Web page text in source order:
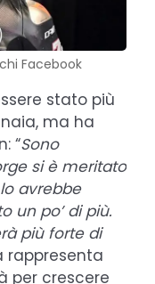
Facebook
stato più
ma ha
“Sono
si è meritato
avrebbe
un po’ di più.
più forte di
rappresenta
per crescere